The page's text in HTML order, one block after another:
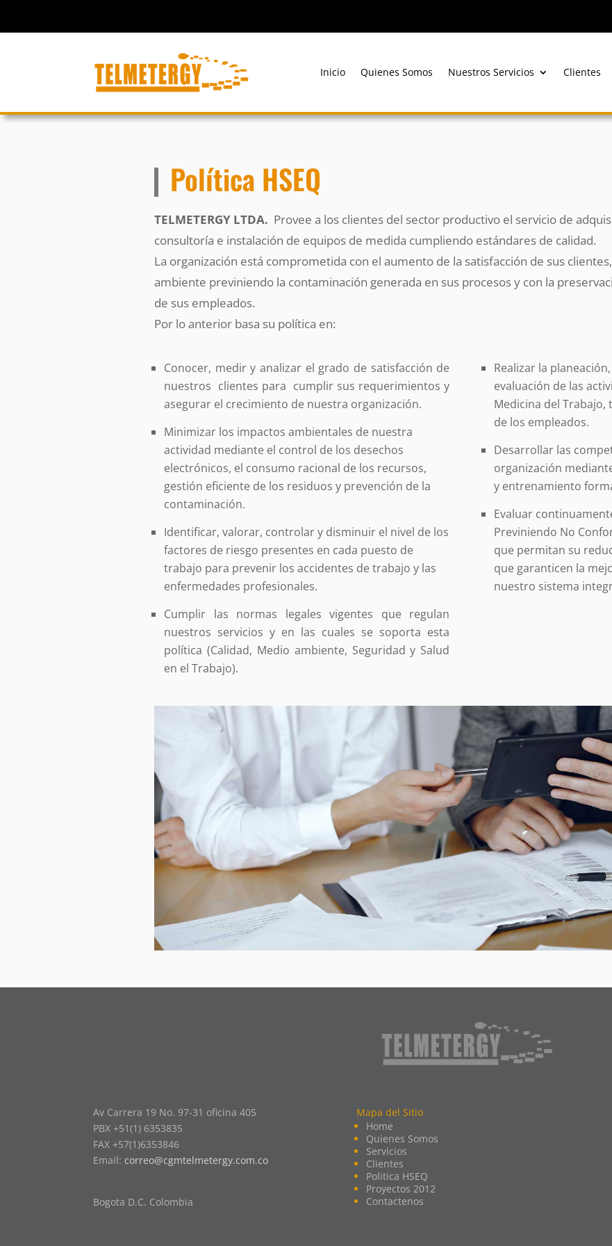
Inicio Quienes Somos Nuestros Servicios Clientes
Política HSEQ
TELMETERGY LTDA. Provee a los clientes del sector productivo el servicio de
consultoría e instalación de equipos de medida cumpliendo estándares de calidad.
La organización está comprometida con el aumento de la satisfacción de sus
ambiente previniendo la contaminación generada en sus procesos y con la
de sus empleados.
Por lo anterior basa su política en:
Conocer, medir y analizar el grado de satisfacción de
nuestros clientes para cumplir sus requerimientos y
asegurar el crecimiento de nuestra organización.
Minimizar los impactos ambientales de nuestra
actividad mediante el control de los desechos
electrónicos, el consumo racional de los recursos,
gestión eficiente de los residuos y prevención de la
contaminación.
Identificar, valorar, controlar y disminuir el nivel de los
factores de riesgo presentes en cada puesto de
trabajo para prevenir los accidentes de trabajo y las
enfermedades profesionales.
Cumplir las normas legales vigentes que regulan
nuestros servicios y en las cuales se soporta esta
política (Calidad, Medio ambiente, Seguridad y Salud
en el Trabajo).
Realizar la
evaluación de las
Medicina del Trabajo,
de los empleados.
Desarrollar las
organización
y entrenamiento
Evaluar
Previniendo No
que permitan su
que garanticen la
nuestro sistema
Av Carrera 19 No. 97-31 oficina 405
PBX +51(1) 6353835
FAX +57(1)6353846
Email: correo@cgmtelmetergy.com.co
Bogota D.C. Colombia
Mapa del Sitio
Home
Quienes Somos
Servicios
Clientes
Politica HSEQ
Proyectos 2012
Contactenos